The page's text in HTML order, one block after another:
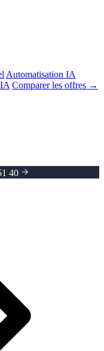
Automatisation IA
Comparer les offres →
40